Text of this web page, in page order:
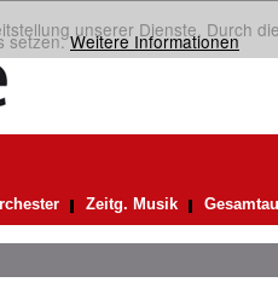
unserer Dienste. Durch
setzen.Weitere Informationen
Zeitg. Musik